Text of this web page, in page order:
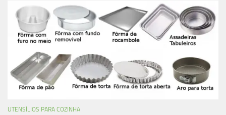
UTENSÍLIOS PARA COZINHA